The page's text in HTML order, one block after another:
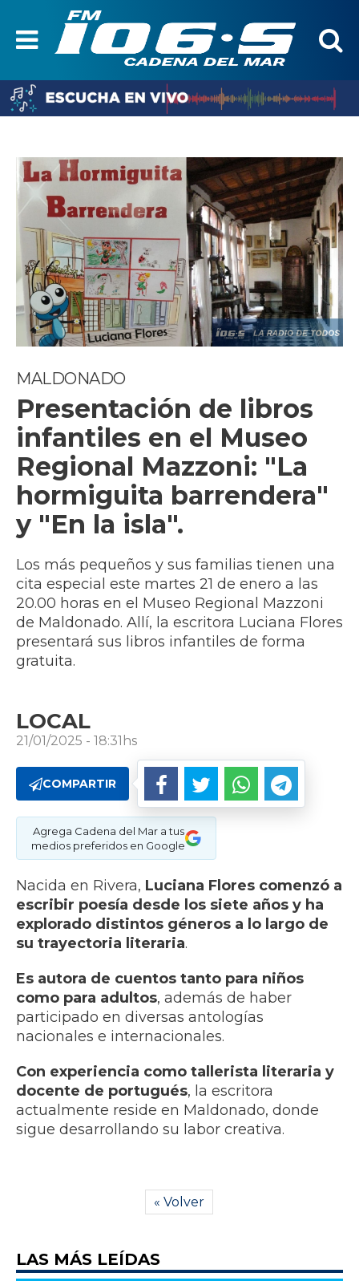
MALDONADO
Presentación de libros
infantiles en el Museo
Regional Mazzoni: "La
hormiguita barrendera"
y "En la isla".
Los más pequeños y sus familias tienen una
cita especial este martes 21 de enero a las
20.00 horas en el Museo Regional Mazzoni
de Maldonado. Allí, la escritora Luciana Flores
presentará sus libros infantiles de forma
gratuita.
LOCAL
21/01/2025 - 18:31hs
COMPARTIR
Agrega Cadena del Mar a tus
medios preferidos en Google
Nacida en Rivera, Luciana Flores comenzó a
escribir poesía desde los siete años y ha
explorado distintos géneros a lo largo de
su trayectoria literaria.
Es autora de cuentos tanto para niños
como para adultos, además de haber
participado en diversas antologías
nacionales e internacionales.
Con experiencia como tallerista literaria y
docente de portugués, la escritora
actualmente reside en Maldonado, donde
sigue desarrollando su labor creativa.
« Volver
LAS MÁS LEÍDAS